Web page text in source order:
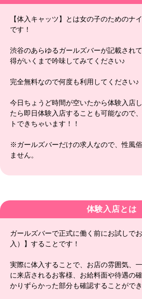
【体入キャッツ】とは女の子のためのナ
です！
渋谷のあらゆるガールズバーが記載され
得がいくまで吟味してみてください♪
完全無料なので何度も利用してください♪
今日ちょうど時間が空いたから体験入店
たら即日体験入店することも可能なので
トできちゃいます！！
※ガールズバーだけの求人なので、性風
ません。
体験入店とは
ガールズバーで正式に働く前にお試しで
入）】することです！
実際に体入することで、お店の雰囲気、
に来店されるお客様、お給料面や待遇の
かりずらかった部分も確認することができ